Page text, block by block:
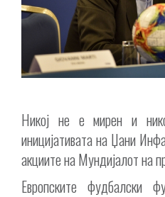
Никој не е мирен и
иницијативата на Џани
акциите на Мундијалот на
Европските фудбалски